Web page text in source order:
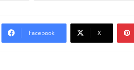
Facebook X